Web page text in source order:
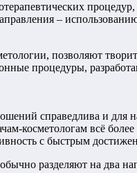
–
позволяют
процедуры,
справедлива и для
косметологам всё
с быстрым
разделяют на два